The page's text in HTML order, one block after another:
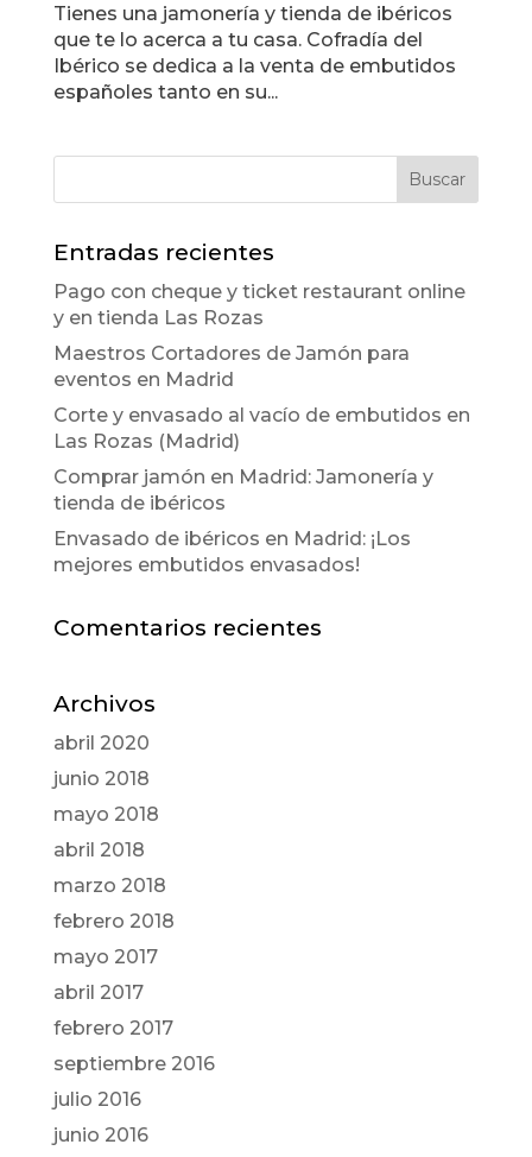
Tienes una jamonería y tienda de ibéricos
que te lo acerca a tu casa. Cofradía del
Ibérico se dedica a la venta de embutidos
españoles tanto en su...
Entradas recientes
Pago con cheque y ticket restaurant online
y en tienda Las Rozas
Maestros Cortadores de Jamón para
eventos en Madrid
Corte y envasado al vacío de embutidos en
Las Rozas (Madrid)
Comprar jamón en Madrid: Jamonería y
tienda de ibéricos
Envasado de ibéricos en Madrid: ¡Los
mejores embutidos envasados!
Comentarios recientes
Archivos
abril 2020
junio 2018
mayo 2018
abril 2018
marzo 2018
febrero 2018
mayo 2017
abril 2017
febrero 2017
septiembre 2016
julio 2016
junio 2016